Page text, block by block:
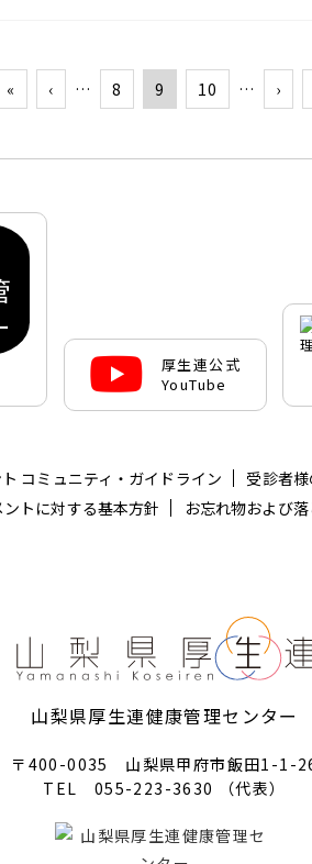
« ‹ … 8 9 10 … ›
厚生連公式
YouTube
コミュニティ・ガイドライン 受診者
トに対する基本方針 お忘れ物および
山梨県厚生連健康管理センター
〒400-0035 山梨県甲府市飯田1-1-
TEL 055-223-3630 （代表）